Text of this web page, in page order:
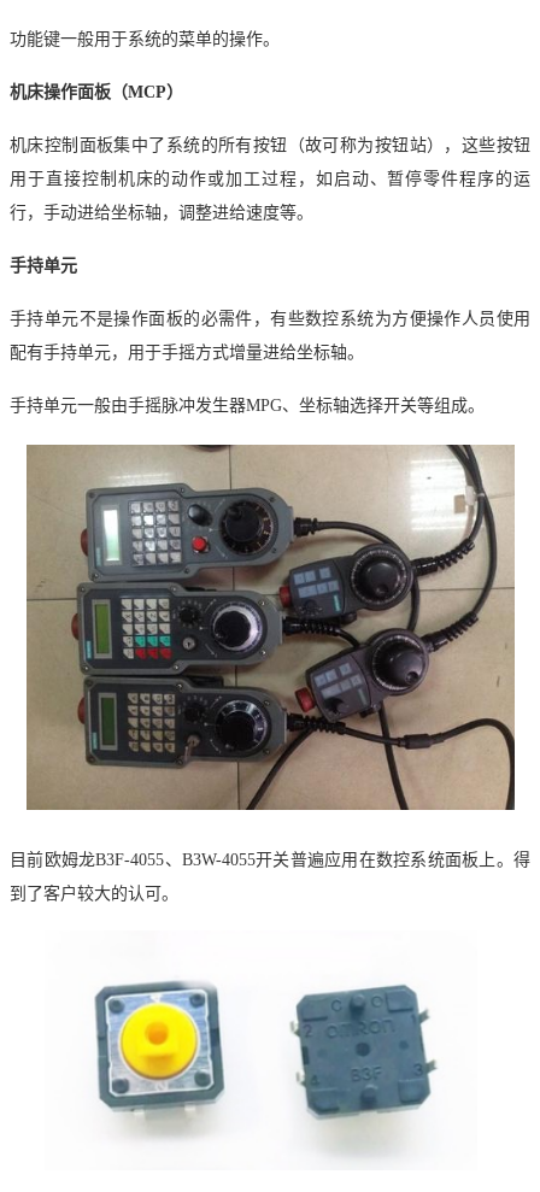
功能键一般用于系统的菜单的操作。
机床操作面板（MCP）
机床控制面板集中了系统的所有按钮（故可称为按钮站），这些按钮
用于直接控制机床的动作或加工过程，如启动、暂停零件程序的运
行，手动进给坐标轴，调整进给速度等。
手持单元
手持单元不是操作面板的必需件，有些数控系统为方便操作人员使用
配有手持单元，用于手摇方式增量进给坐标轴。
手持单元一般由手摇脉冲发生器MPG、坐标轴选择开关等组成。
目前欧姆龙B3F-4055、B3W-4055开关普遍应用在数控系统面板上。得
到了客户较大的认可。